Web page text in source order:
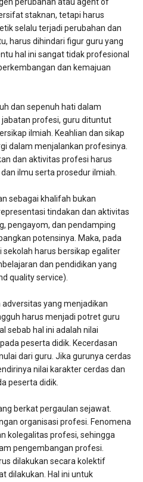
perubahan atau agent of
staknan, tetapi harus
selalu terjadi perubahan dan
harus dihindari figur guru yang
hal ini sangat tidak profesional
dan kemajuan
dan sepenuh hati dalam
profesi, guru dituntut
ilmiah. Keahlian dan sikap
dalam menjalankan profesinya.
dan aktivitas profesi harus
ilmu serta prosedur ilmiah.
sebagai khalifah bukan
tindakan dan aktivitas
pengayom, dan pendamping
potensinya. Maka, pada
harus bersikap egaliter
dan pendidikan yang
quality service).
yang menjadikan
harus menjadi potret guru
sebab hal ini adalah nilai
peserta didik. Kecerdasan
dari guru. Jika gurunya cerdas
nilai karakter cerdas dan
peserta didik.
berkat pergaulan sejawat.
organisasi profesi. Fenomena
kolegalitas profesi, sehingga
pengembangan profesi.
dilakukan secara kolektif
dilakukan. Hal ini untuk